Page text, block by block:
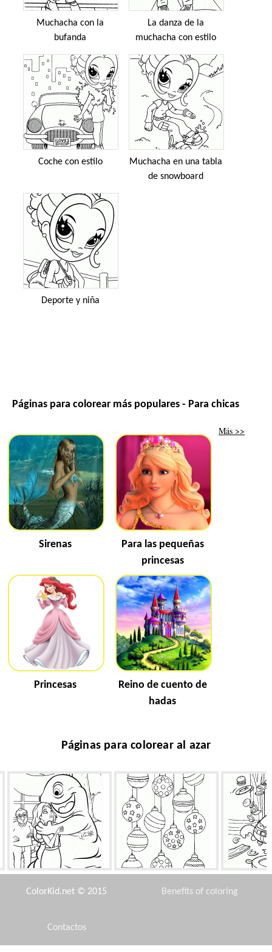
Muchacha con la
bufanda
La danza de la
muchacha con estilo
Coche con estilo
Muchacha en una tabla
de snowboard
Deporte y niña
Páginas para colorear más populares - Para chicas
Sirenas
Para las pequeñas
princesas
Princesas
Reino de cuento de
hadas
Más >>
Páginas para colorear al azar
Mamá Susan y BOB
Una gran cantidad de
Jefe en
ColorKid.net © 2015 Benefits of coloring
Contactos